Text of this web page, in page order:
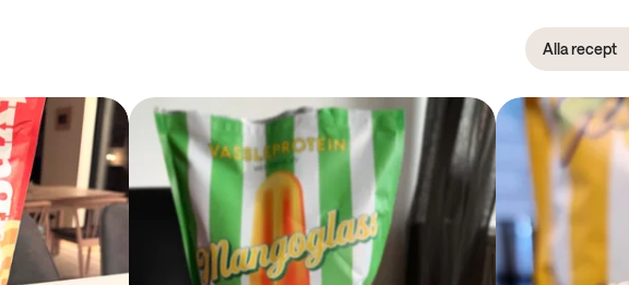
Alla recept